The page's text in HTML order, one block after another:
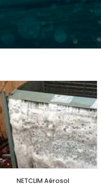
NETCLIM Aérosol